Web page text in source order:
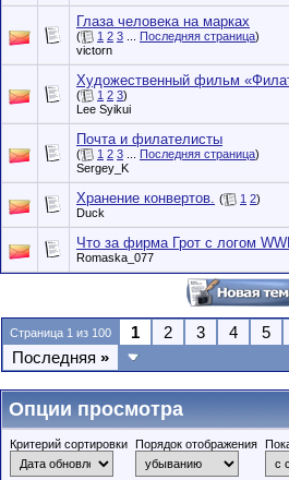
Глаза человека на марках
( 1 2 3 Последняя страница)
victorn
Художественный фильм
( 1 2 3)
Lee Syikui
Почта и филателисты
( 1 2 3 Последняя страница)
Sergey_K
Хранение конвертов. ( 1 2)
Duck
Что за фирма Грот с логом
Romaska_077
Страница 1 из 100 1 2 3 4 5
Последняя »
Опции просмотра
Критерий сортировки Порядок отображения